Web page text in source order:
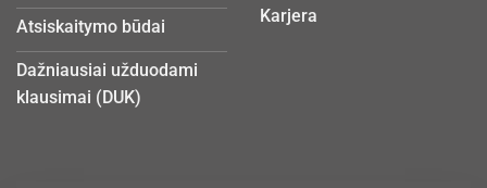
Atsiskaitymo būdai
Dažniausiai užduodami
klausimai (DUK)
Karjera